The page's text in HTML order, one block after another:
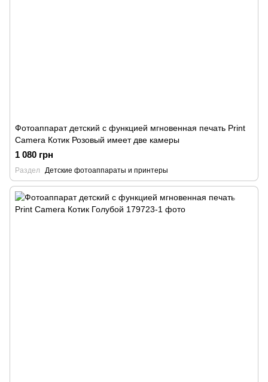
Фотоаппарат детский с функцией мгновенная печать Print
Camera Котик Розовый имеет две камеры
1 080 грн
Раздел Детские фотоаппараты и принтеры